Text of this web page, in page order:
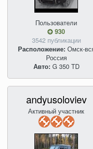
Пользователи
930
3542 публикации
Расположение:Омск-
Россия
Авто:G 350 TD
andyusoloviev
Активный участник